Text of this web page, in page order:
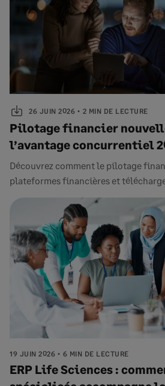
26 JUIN 2026 2 MIN DE LECTURE
Pilotage financier
l’avantage concurrentiel
Découvrez comment le pilotage
plateformes financières et
19 JUIN 2026 6 MIN DE LECTURE
ERP Life Sciences :